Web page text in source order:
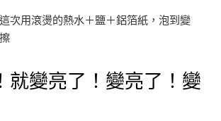
次用滾燙的熱水＋鹽＋鋁箔紙，泡到變
就變亮了！變亮了！變